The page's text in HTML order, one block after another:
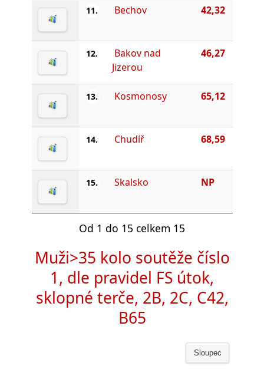
11. Bechov 42,32
12.
Bakov nad
Jizerou
46,27
13. Kosmonosy 65,12
14. Chudíř 68,59
15. Skalsko NP
Od 1 do 15 celkem 15
Muži>35 kolo soutěže číslo
1, dle pravidel FS útok,
sklopné terče, 2B, 2C, C42,
B65
Sloupec